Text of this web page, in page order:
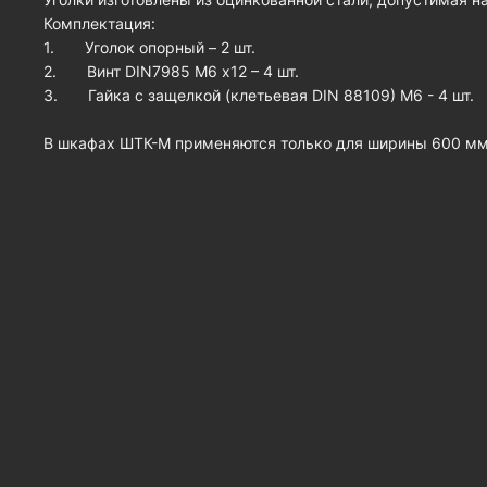
Комплектация:
1. Уголок опорный – 2 шт.
2. Винт DIN7985 М6 х12 – 4 шт.
3. Гайка с защелкой (клетьевая DIN 88109) М6 - 4 шт.
В шкафах ШТК-М применяются только для ширины 600